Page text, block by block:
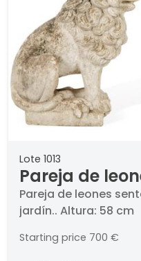
Lote 1013
Pareja de
para jardín
Pareja de leones
jardín.. Altura: 58 cm
Starting price 700 €